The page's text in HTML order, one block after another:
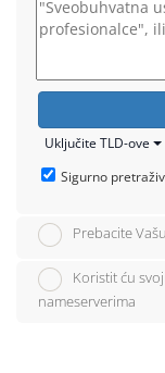
Uključite TLD-ove
Sigurno
Prebacite
Koristit ću
nameserverima